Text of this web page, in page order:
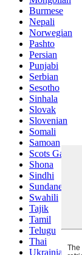
Burmese
Nepali
Norwegian
Pashto
Persian
Punjabi
Serbian
Sesotho
Sinhala
Slovak
Slovenian
Somali
Samoan
Scots Gaelic
Shona
Sindhi
Sundanese
Swahili
Tajik
Tamil
Telugu
Thai
Ukrainian